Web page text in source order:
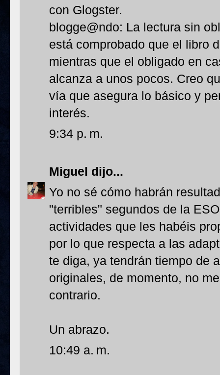
con Glogster.
blogge@ndo: La lectura sin
está comprobado que el libro
mientras que el obligado en
alcanza a unos pocos. Creo
vía que asegura lo básico y
interés.
9:34 p. m.
Miguel dijo...
Yo no sé cómo habrán
"terribles" segundos de la
actividades que les habéis
por lo que respecta a las
te diga, ya tendrán tiempo de
originales, de momento, no
contrario.
Un abrazo.
10:49 a. m.